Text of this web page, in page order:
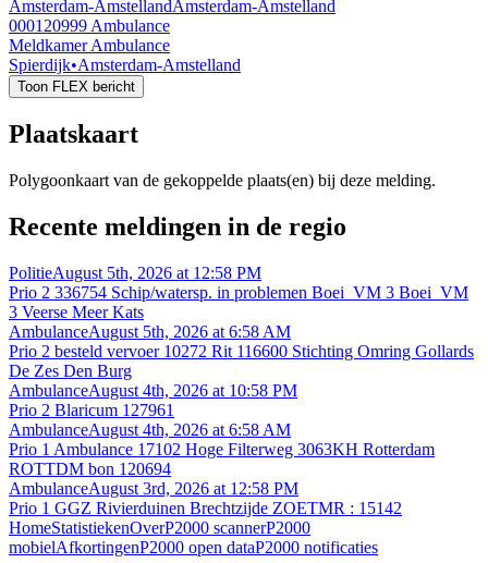
Amsterdam-AmstellandAmsterdam-Amstelland
000120999 Ambulance
Meldkamer Ambulance
Spierdijk•Amsterdam-Amstelland
Toon FLEX bericht
Plaatskaart
Polygoonkaart van de gekoppelde plaats(en) bij deze melding.
Recente meldingen in de regio
PolitieAugust 5th, 2026 at 12:58 PM
Prio 2 336754 Schip/watersp. in problemen Boei_VM 3 Boei_VM
3 Veerse Meer Kats
AmbulanceAugust 5th, 2026 at 6:58 AM
Prio 2 besteld vervoer 10272 Rit 116600 Stichting Omring Gollards
De Zes Den Burg
AmbulanceAugust 4th, 2026 at 10:58 PM
Prio 2 Blaricum 127961
AmbulanceAugust 4th, 2026 at 6:58 AM
Prio 1 Ambulance 17102 Hoge Filterweg 3063KH Rotterdam
ROTTDM bon 120694
AmbulanceAugust 3rd, 2026 at 12:58 PM
Prio 1 GGZ Rivierduinen Brechtzijde ZOETMR : 15142
HomeStatistiekenOverP2000 scannerP2000
mobielAfkortingenP2000 open dataP2000 notificaties